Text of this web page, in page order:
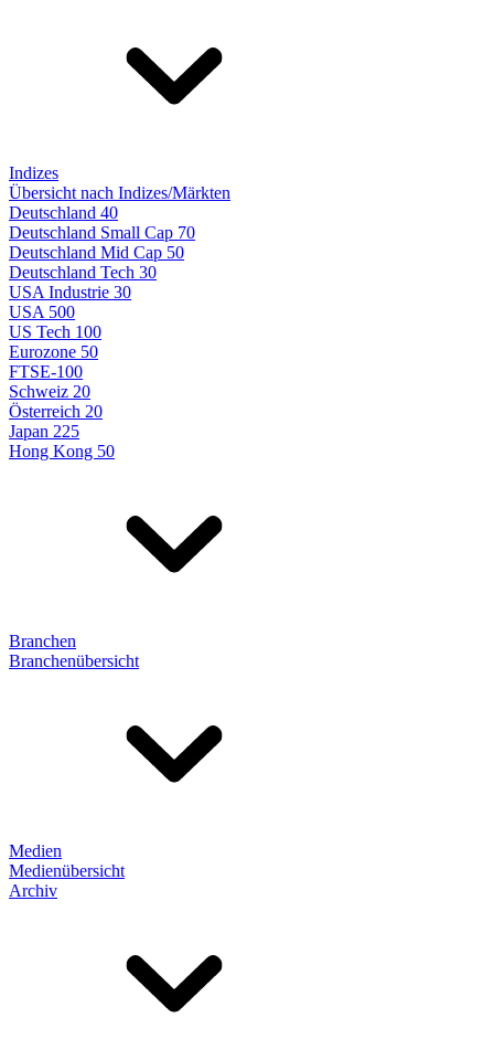
Indizes
Übersicht nach Indizes/Märkten
Deutschland 40
Deutschland Small Cap 70
Deutschland Mid Cap 50
Deutschland Tech 30
USA Industrie 30
USA 500
US Tech 100
Eurozone 50
FTSE-100
Schweiz 20
Österreich 20
Japan 225
Hong Kong 50
Branchen
Branchenübersicht
Medien
Medienübersicht
Archiv